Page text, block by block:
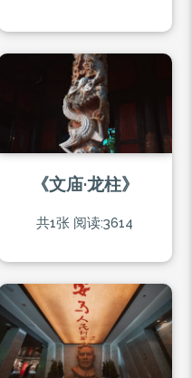
《文庙·龙柱》
共1张 阅读:3614